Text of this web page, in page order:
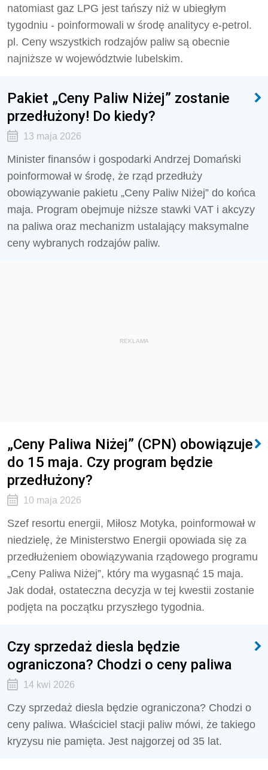
natomiast gaz LPG jest tańszy niż w ubiegłym
tygodniu - poinformowali w środę analitycy e-petrol.
pl. Ceny wszystkich rodzajów paliw są obecnie
najniższe w województwie lubelskim.
Pakiet „Ceny Paliw Niżej” zostanie
przedłużony! Do kiedy?
13 maja 2026
Minister finansów i gospodarki Andrzej Domański
poinformował w środę, że rząd przedłuży
obowiązywanie pakietu „Ceny Paliw Niżej” do końca
maja. Program obejmuje niższe stawki VAT i akcyzy
na paliwa oraz mechanizm ustalający maksymalne
ceny wybranych rodzajów paliw.
REKLAMA
„Ceny Paliwa Niżej” (CPN) obowiązuje
do 15 maja. Czy program będzie
przedłużony?
10 maja 2026
Szef resortu energii, Miłosz Motyka, poinformował w
niedzielę, że Ministerstwo Energii opowiada się za
przedłużeniem obowiązywania rządowego programu
„Ceny Paliwa Niżej”, który ma wygasnąć 15 maja.
Jak dodał, ostateczna decyzja w tej kwestii zostanie
podjęta na początku przyszłego tygodnia.
Czy sprzedaż diesla będzie
ograniczona? Chodzi o ceny paliwa
14 kwi 2026
Czy sprzedaż diesla będzie ograniczona? Chodzi o
ceny paliwa. Właściciel stacji paliw mówi, że takiego
kryzysu nie pamięta. Jest najgorzej od 35 lat.